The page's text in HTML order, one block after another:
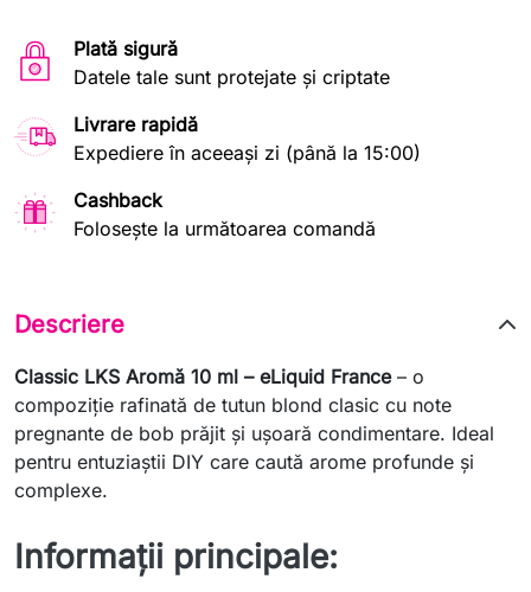
Plată sigură
Datele tale sunt protejate și criptate
Livrare rapidă
Expediere în aceeași zi (până la 15:00)
Cashback
Folosește la următoarea comandă
Descriere
Classic LKS Aromă 10 ml – eLiquid France– o
compoziție rafinată de tutun blond clasic cu note
pregnante de bob prăjit și ușoară condimentare. Ideal
pentru entuziaștii DIY care caută arome profunde și
complexe.
Informații principale: